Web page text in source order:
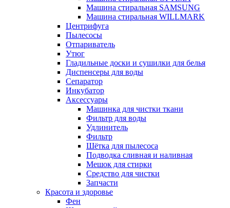
Машина стиральная SAMSUNG
Машина стиральная WILLMARK
Центрифуга
Пылесосы
Отпариватель
Утюг
Гладильные доски и сушилки для белья
Диспенсеры для воды
Сепаратор
Инкубатор
Аксессуары
Машинка для чистки ткани
Фильтр для воды
Удлинитель
Фильтр
Шётка для пылесоса
Подводка сливная и наливная
Мешок для стирки
Средство для чистки
Запчасти
Красота и здоровье
Фен